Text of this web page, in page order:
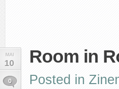
MAI
10
0
Room in
Posted in